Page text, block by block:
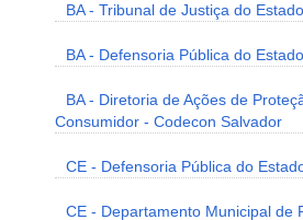
BA - Tribunal de Justiça do
BA - Defensoria Pública do
BA - Diretoria de Ações de
Consumidor - Codecon Salvador
CE - Defensoria Pública do
CE - Departamento Municipal de